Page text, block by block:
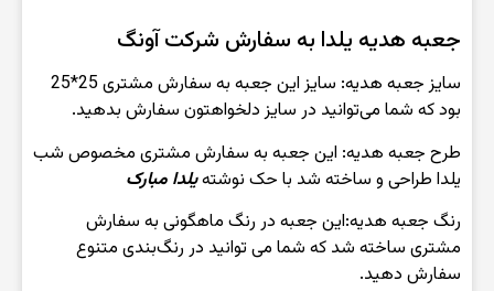
جعبه هدیه یلدا به سفارش شرکت آونگ
سایز جعبه هدیه: سایز این جعبه به سفارش مشتری 25*25
بود که شما می‌توانید در سایز دلخواهتون سفارش بدهید.
طرح‌ جعبه هدیه: این جعبه به سفارش مشتری مخصوص شب
یلدا طراحی و ساخته شد با حک نوشتهیلدا مبارک
رنگ‌ جعبه هدیه:این جعبه در رنگ ماهگونی به سفارش
مشتری ساخته شد که شما می توانید در رنگ‌بندی متنوع
سفارش دهید.